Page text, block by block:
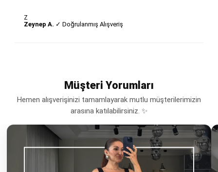
Z
Zeynep A. ✓ Doğrulanmış Alışveriş
Müşteri Yorumları
Hemen alışverişinizi tamamlayarak mutlu müşterilerimizin
arasına katılabilirsiniz. ✨